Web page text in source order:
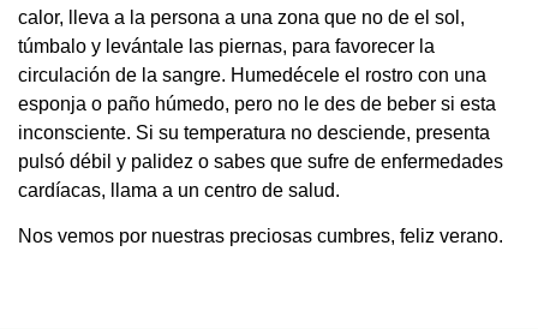
calor, lleva a la persona a una zona que no de el sol,
túmbalo y levántale las piernas, para favorecer la
circulación de la sangre. Humedécele el rostro con una
esponja o paño húmedo, pero no le des de beber si esta
inconsciente. Si su temperatura no desciende, presenta
pulsó débil y palidez o sabes que sufre de enfermedades
cardíacas, llama a un centro de salud.
Nos vemos por nuestras preciosas cumbres, feliz verano.